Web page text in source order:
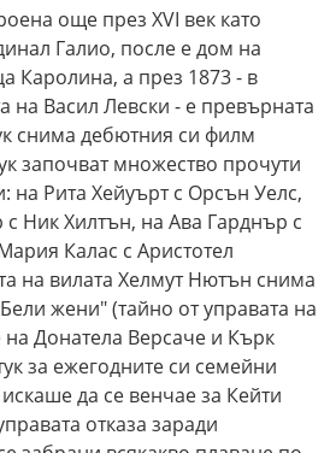
още през XVI век като
Галио, после е дом на
Каролина, а през 1873 - в
на Васил Левски - е превърната
снима дебютния си филм
започват множество прочути
на Рита Хейуърт с Орсън Уелс,
с Ник Хилтън, на Ава Гарднър с
Калас с Аристотел
на вилата Хелмут Нютън снима
жени" (тайно от управата на
Донатела Версаче и Кърк
за ежегодните си семейни
да се венчае за Кейти
отказа заради